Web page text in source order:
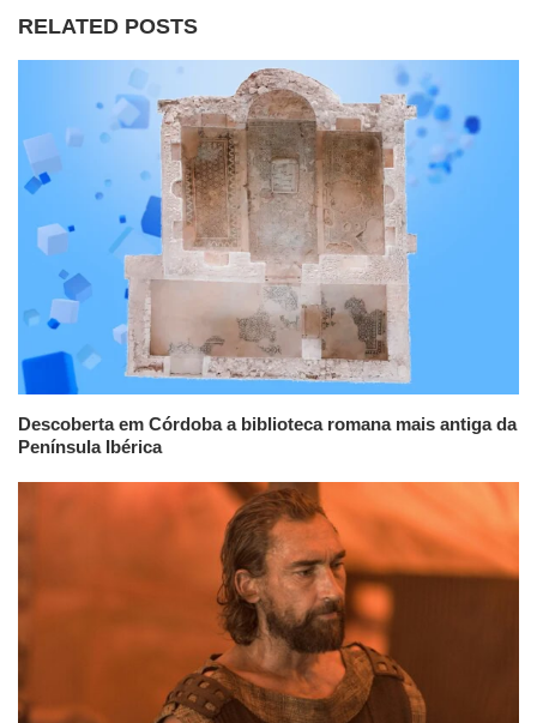
RELATED POSTS
Descoberta em Córdoba a biblioteca romana mais antiga da
Península Ibérica